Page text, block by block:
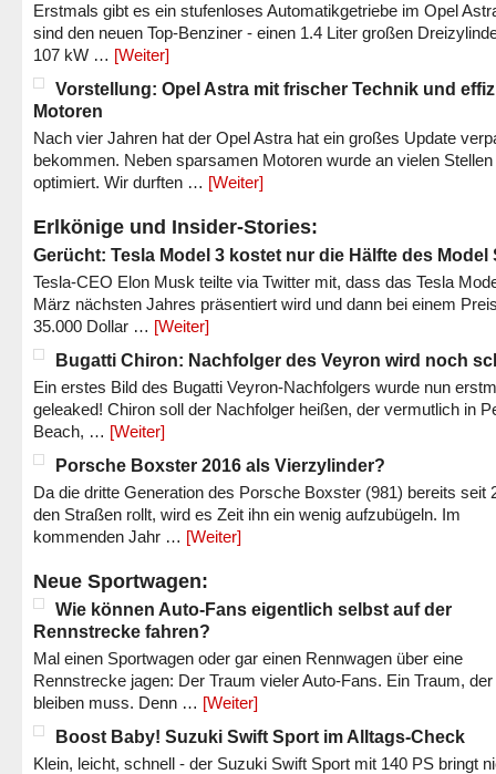
Erstmals gibt es ein stufenloses Automatikgetriebe im Opel
sind den neuen Top-Benziner - einen 1.4 Liter großen
107 kW … [Weiter]
Vorstellung: Opel Astra mit frischer Technik und
Motoren
Nach vier Jahren hat der Opel Astra hat ein großes Update
bekommen. Neben sparsamen Motoren wurde an vielen Stellen
optimiert. Wir durften … [Weiter]
Erlkönige und Insider-Stories:
Gerücht: Tesla Model 3 kostet nur die Hälfte des Model
Tesla-CEO Elon Musk teilte via Twitter mit, dass das Tesla
März nächsten Jahres präsentiert wird und dann bei einem
35.000 Dollar … [Weiter]
Bugatti Chiron: Nachfolger des Veyron wird noch
Ein erstes Bild des Bugatti Veyron-Nachfolgers wurde nun
geleaked! Chiron soll der Nachfolger heißen, der vermutlich in
Beach, … [Weiter]
Porsche Boxster 2016 als Vierzylinder?
Da die dritte Generation des Porsche Boxster (981) bereits seit
den Straßen rollt, wird es Zeit ihn ein wenig aufzubügeln. Im
kommenden Jahr … [Weiter]
Neue Sportwagen:
Wie können Auto-Fans eigentlich selbst auf der
Rennstrecke fahren?
Mal einen Sportwagen oder gar einen Rennwagen über eine
Rennstrecke jagen: Der Traum vieler Auto-Fans. Ein Traum,
bleiben muss. Denn … [Weiter]
Boost Baby! Suzuki Swift Sport im Alltags-Check
Klein, leicht, schnell - der Suzuki Swift Sport mit 140 PS bringt